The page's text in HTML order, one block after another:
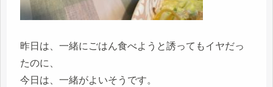
昨日は、一緒にごはん食べようと誘ってもイヤだっ
たのに、
今日は、一緒がよいそうです。